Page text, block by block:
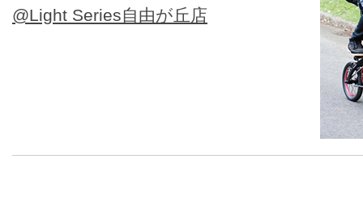
@Light Series自由が丘店